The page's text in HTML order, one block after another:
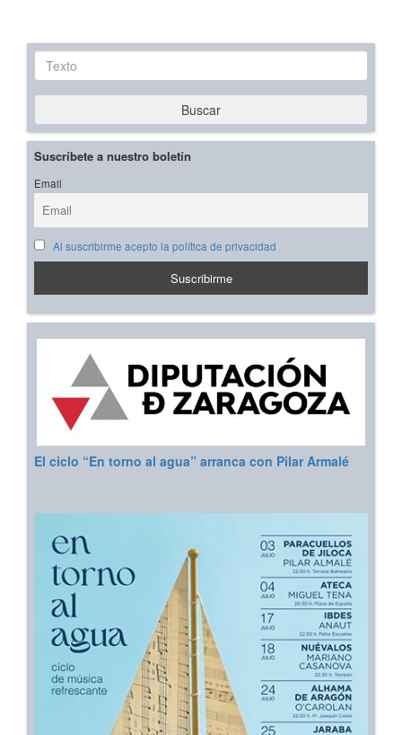
Texto
Buscar
Suscríbete a nuestro boletín
Email
Al suscribirme acepto la política de privacidad
El ciclo “En torno al agua” arranca con Pilar Armalé